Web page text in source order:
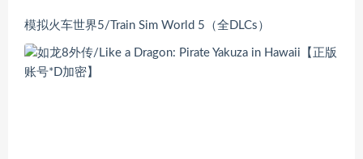
模拟火车世界5/Train Sim World 5（全DLCs）